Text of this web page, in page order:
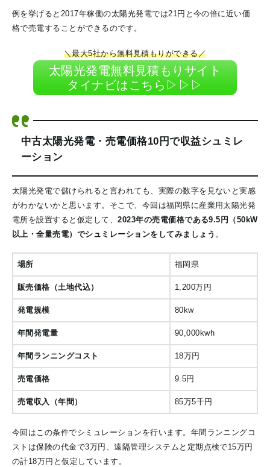
例を挙げると2017年稼働の太陽光発電では21円と今の倍に近い価
格で売電することができるのです。
＼最大5社から無料見積もりができる／
太陽光発電無料見積もりサイト
タイナビはこちら▷▷▷
中古太陽光発電・売電価格10円で収益シュミレ
ーション
太陽光発電で儲けられると言われても、実際の数字を見ないと実感
がわかないかと思います。そこで、今回は福岡県に産業用太陽光発
電所を設置すると仮定して、2023年の売電価格である9.5円（50kW
以上・全量売電）でシュミレーションをしてみましょう 。
場所 福岡県
販売価格（土地代込） 1,200万円
発電規模 80kw
年間発電量 90,000kwh
年間ランニングコスト 18万円
売電価格 9.5円
売電収入（年間） 85万5千円
今回はこの条件でシミュレーションを行います。年間ランニングコ
ストは保険の代金で3万円、遠隔管理システムと定期点検で15万円
の計18万円と仮定しています。